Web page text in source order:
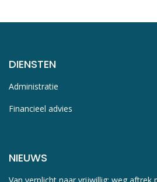
DIENSTEN
Administratie
Financieel advies
NIEUWS